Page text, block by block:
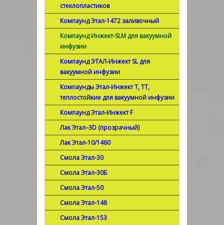
стеклопластиков
Компаунд Этал-1472 заливочный
Компаунд Инжект-SLM для вакуумной
инфузии
Компаунд ЭТАЛ-Инжект SL для
вакуумной инфузии
Компаунды Этал-Инжект Т, ТТ,
теплостойкие для вакуумной инфузии
Компаунд Этал-Инжект F
Лак Этал–3D (прозрачный)
Лак Этал-10/1460
Смола Этал-30
Смола Этал-30Б
Смола Этал-50
Смола Этал-148
Смола Этал-153